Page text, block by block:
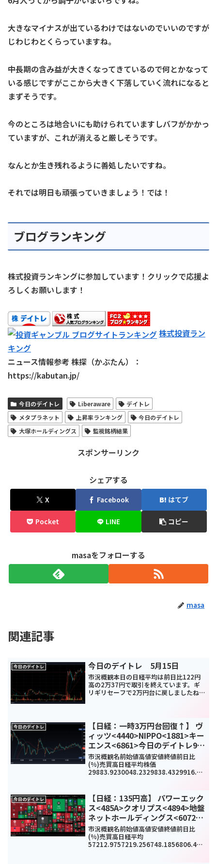
大きなマイナスが出ているわけではないのでいいのですが
じわじわとくらっていますね。
中長期の含み益が大きくなってきているので何とかなって
いる感じですがここから大きく下落していく流れになると
まずそうです。
今のところは地合いにも助けられていますしバフがかかっ
ていますが、これが消えると厳しそうです。
なんとか生き残れるように善処したいですね。
それでは明日も頑張っていきましょう！では！
ブログランキング
株式投資ランキングに参加しています！クリックで応援よ
ろしくお願いします！
株式投資ラン
キング
ニュース情報参考 株探（かぶたん）：
https://kabutan.jp/
今日のデイトレ Liberaware
デイトレ
メタプラネット
上昇率ランキング
今日のデイトレ
大塚ホールディングス
監視銘柄結果
スポンサーリンク
シェアする
X Facebook はてブ
Pocket LINE コピー
masaをフォローする
masa
関連記事
今日のデイトレ 今日のデイトレ 5月15日
市況概観本日の日経平均は前日比122円
高の2万37円で取引を終えています。ギ
リギリセーフで2万円台に戻しましたね。
ート国内の緊急...
今日のデイトレ
【日経：一時3万円台回復↑】 ヴ
ィッツ<4440>NIPPO<1881>キー
エンス<6861>今日のデイトレ9月
7日
市況概観名前始値高値安値終値前日比
(%)売買高日経平均株価
29883.9230048.2329838.4329916.14
今日のデイトレ
【日経：135円高】 パワーエック
ス<485A>クオリプス<4894>地盤
ネットホールディングス<6072>
今日のデイトレ2月16日
市況概観名前始値高値安値終値前日比
(%)売買高日経平均
57212.9757219.256748.1856806.41-